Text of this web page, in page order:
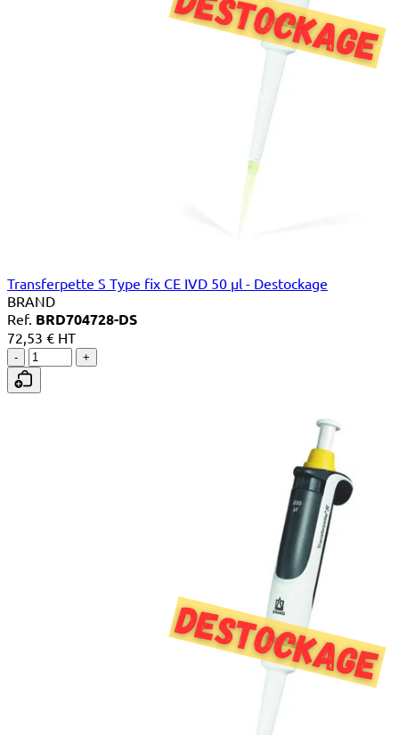
Transferpette S Type fix CE IVD 50 µl - Destockage
BRAND
Ref. BRD704728-DS
72,53 € HT
- +